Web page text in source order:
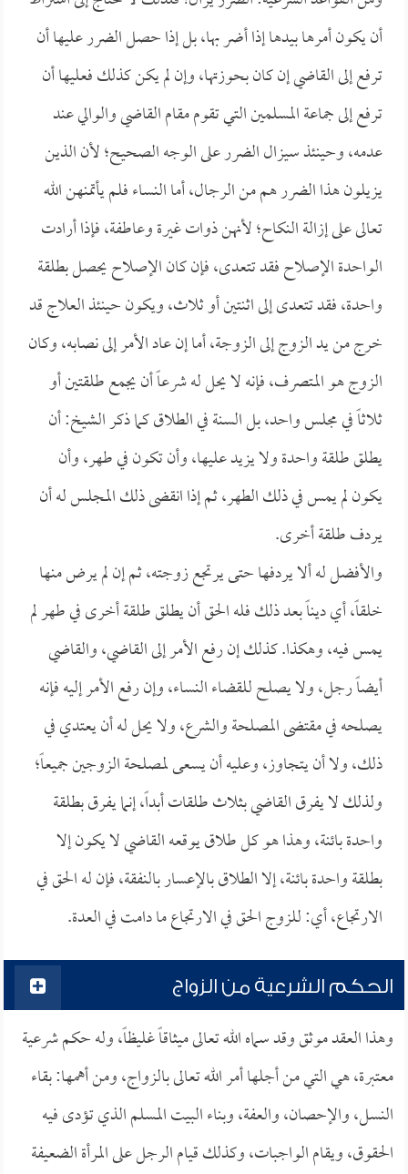
أن يكون أمرها بيدها إذا أضر بها، بل إذا حصل الضرر عليها أن
ترفع إلى القاضي إن كان بحوزتها، وإن لم يكن كذلك فعليها أن
ترفع إلى جماعة المسلمين التي تقوم مقام القاضي والوالي عند
عدمه، وحينئذ سيزال الضرر على الوجه الصحيح؛ لأن الذين
يزيلون هذا الضرر هم من الرجال، أما النساء فلم يأتمنهن الله
تعالى على إزالة النكاح؛ لأنهن ذوات غيرة وعاطفة، فإذا أرادت
الواحدة الإصلاح فقد تتعدى، فإن كان الإصلاح يحصل بطلقة
واحدة، فقد تتعدى إلى اثنتين أو ثلاث، ويكون حينئذ العلاج قد
خرج من يد الزوج إلى الزوجة، أما إن عاد الأمر إلى نصابه، وكان
الزوج هو المتصرف، فإنه لا يحل له شرعاً أن يجمع طلقتين أو
ثلاثاً في مجلس واحد، بل السنة في الطلاق كما ذكر الشيخ: أن
يطلق طلقة واحدة ولا يزيد عليها، وأن تكون في طهر، وأن
يكون لم يمس في ذلك الطهر، ثم إذا انقضى ذلك المجلس له أن
يردف طلقة أخرى.
والأفضل له ألا يردفها حتى يرتجع زوجته، ثم إن لم يرض منها
خلقاً، أي ديناً بعد ذلك فله الحق أن يطلق طلقة أخرى في طهر لم
يمس فيه، وهكذا. كذلك إن رفع الأمر إلى القاضي، والقاضي
أيضاً رجل، ولا يصلح للقضاء النساء، وإن رفع الأمر إليه فإنه
يصلحه في مقتضى المصلحة والشرع، ولا يحل له أن يعتدي في
ذلك، ولا أن يتجاوز، وعليه أن يسعى لمصلحة الزوجين جميعاً؛
ولذلك لا يفرق القاضي بثلاث طلقات أبداً، إنما يفرق بطلقة
واحدة بائنة، وهذا هو كل طلاق يوقعه القاضي لا يكون إلا
بطلقة واحدة بائنة، إلا الطلاق بالإعسار بالنفقة، فإن له الحق في
الارتجاع، أي: للزوج الحق في الارتجاع ما دامت في العدة.
الحكم الشرعية من الزواج
وهذا العقد موثق وقد سماه الله تعالى ميثاقاً غليظاً، وله حكم شرعية
معتبرة، هي التي من أجلها أمر الله تعالى بالزواج، ومن أهمها: بقاء
النسل، والإحصان، والعفة، وبناء البيت المسلم الذي تؤدى فيه
الحقوق، ويقام الواجبات، وكذلك قيام الرجل على المرأة الضعيفة